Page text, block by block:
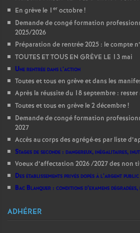
En grève le 1 er octobre!
Demande de congé formation
2025/2026
Préparation de rentrée 2025 : le compte
TOUTES ET TOUS EN GRÈVE LE 13 mai
Une rentrée dans l’action
Toutes et tous en grève et dans les
Après la réussite du 18 septembre :
Toutes et tous en grève le 2 décembre!
Demande de congé formation
2027
Accès au corps des agrégé·es par liste
Stages de seconde : dangereux, inégalitaires,
Voeux d’affectation 2026 /2027 des non
Des établissements privés dopés à l’argent
Bac Blanquer : conditions d’examens
ADHÉRER